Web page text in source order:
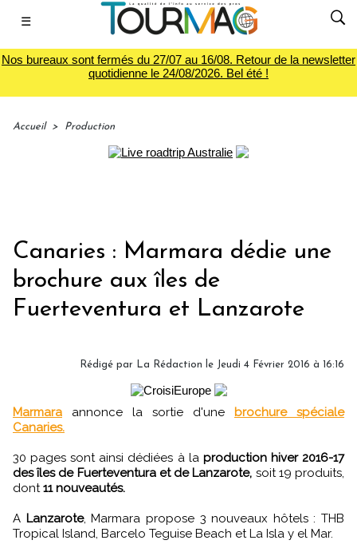
☰
Nos bureaux sont fermés du 27/07 au 16/08. Retour de la newsletter
quotidienne le 24/08/2026. Bel été !
Accueil > Production
Canaries : Marmara dédie une
brochure aux îles de
Fuerteventura et Lanzarote
Rédigé par La Rédaction le Jeudi 4 Février 2016 à 16:16
Marmara annonce la sortie d'une brochure spéciale
Canaries.
30 pages sont ainsi dédiées à la production hiver 2016-17
des îles de Fuerteventura et de Lanzarote, soit 19 produits,
dont11 nouveautés.
A Lanzarote, Marmara propose 3 nouveaux hôtels : THB
Tropical Island, Barcelo Teguise Beach et La Isla y el Mar.